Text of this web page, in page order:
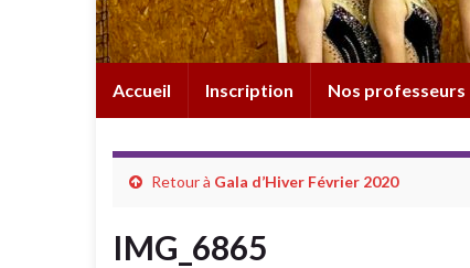
Accueil Inscription Nos professeurs
Retour à Gala d’Hiver Février 2020
IMG_6865